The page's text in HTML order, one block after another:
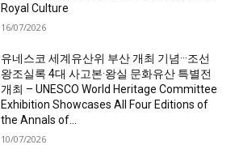
Royal Culture
16/07/2026
유네스코 세계유산위 부산 개최 기념···조선
왕조실록 4대 사고본·왕실 문화유산 특별전
개최 – UNESCO World Heritage Committee
Exhibition Showcases All Four Editions of
the Annals of...
10/07/2026